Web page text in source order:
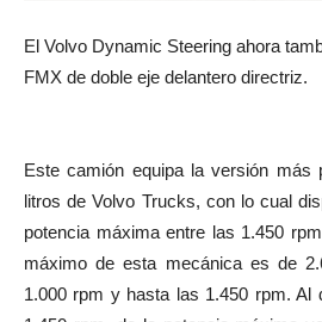
El Volvo Dynamic Steering ahora
FMX de doble eje delantero directriz.
Este camión equipa la versión más
litros de Volvo Trucks, con lo cual
potencia máxima entre las 1.450
máximo de esta mecánica es de
1.000 rpm y hasta las 1.450 rpm. Al